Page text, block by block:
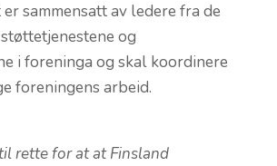
er sammensatt av ledere fra de
og
i foreninga og skal koordinere
foreningens arbeid.
rette for at at Finsland